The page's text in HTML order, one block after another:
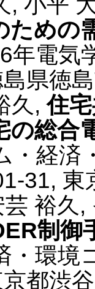
ための
年電気
県徳
久 ,住
の総合
・経済
31, 東
裕久 ,
制御
・環境
都渋